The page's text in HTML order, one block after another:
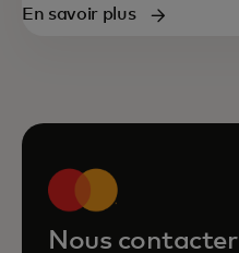
En savoir plus
Nous contacter